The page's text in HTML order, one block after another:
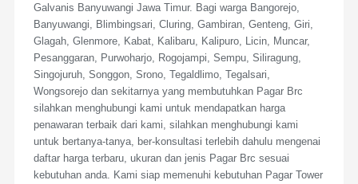
Galvanis Banyuwangi Jawa Timur. Bagi warga Bangorejo,
Banyuwangi, Blimbingsari, Cluring, Gambiran, Genteng, Giri,
Glagah, Glenmore, Kabat, Kalibaru, Kalipuro, Licin, Muncar,
Pesanggaran, Purwoharjo, Rogojampi, Sempu, Siliragung,
Singojuruh, Songgon, Srono, Tegaldlimo, Tegalsari,
Wongsorejo dan sekitarnya yang membutuhkan Pagar Brc
silahkan menghubungi kami untuk mendapatkan harga
penawaran terbaik dari kami, silahkan menghubungi kami
untuk bertanya-tanya, ber-konsultasi terlebih dahulu mengenai
daftar harga terbaru, ukuran dan jenis Pagar Brc sesuai
kebutuhan anda. Kami siap memenuhi kebutuhan Pagar Tower